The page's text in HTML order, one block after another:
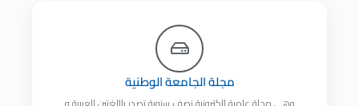
مجلة الجامعة الوطنية